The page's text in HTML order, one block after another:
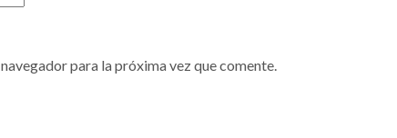
para la próxima vez que comente.